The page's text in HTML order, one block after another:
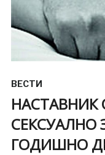
ВЕСТИ
НАСТАВНИК
СЕКСУАЛНО
ГОДИШНО